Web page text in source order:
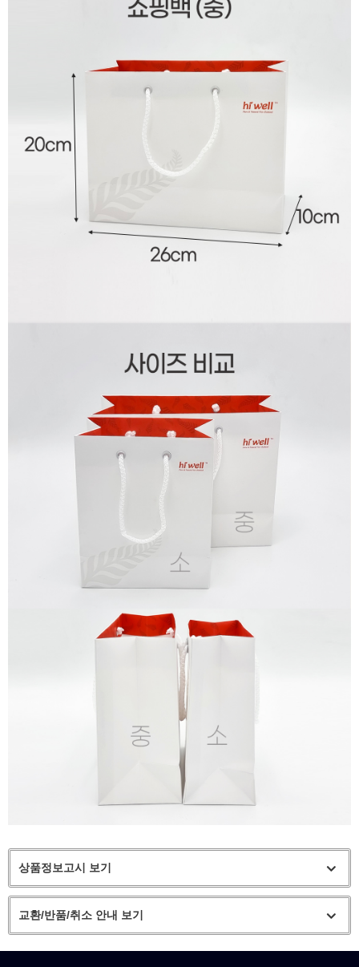
상품정보고시 보기
교환/반품/취소 안내 보기